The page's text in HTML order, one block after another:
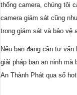
thống camera, chúng tôi
camera giám sát cũng
trong giám sát và bảo vệ
Nếu bạn đang cần tư vấn
giải pháp bạn an ninh mà
An Thành Phát qua số